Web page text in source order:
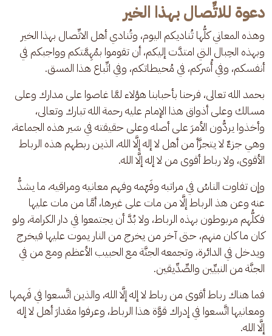
دعوة للاتِّصال بهذا الخير
وهذه المعاني كلُّها تُناديكم اليوم، وتُنادي أهل الاتِّصال بهذا الخير
وبهذه الحِبال التي امتدَّت إليكم، أن تقوموا بمُهِمَّتكم وواجبكم في
أنفسكم، وفي أُسَركم، في مُحيطاتكم، وفي اتِّباع هذا المسق.
بحمد الله تعالى، فرحنا بأحبابنا هؤلاء لمَّا غاصوا على مدارك وعلى
مسالك وعلى أذواق هذا الإمام عليه رحمة الله تبارك وتعالى،
وأخذوا يردُّون الأمرَ على أصله وعلى حقيقته في سَير هذه الجماعة،
وهي جزءٌ لا يتجزَّأ من أهل لا إله إلَّا الله، الذين ربطهم هذه الرباط
الأقوى، ولا رباط أقوى من لا إله إلَّا الله.
وإن تفاوت الناسُ في مراتبه وفَهْمه وفهم معانيه ومراقيه، ما يشذُّ
عنه وعن هذ الرباط إلَّا من مات على غيرها، أمَّا من مات عليها
فكلُّهم مربوطون بهذه الرباط، ولا بُدَّ أن يجتمعوا في دار الكرامة، ولو
كان ما كان منهم، حتى آخر من يخرج من النار يموت عليها فيخرج
ويدخل في الدائرة، وتجمعه الجنَّة مع الحبيب الأعظم ومع من في
الجنَّة من النبيِّين والصِّدِّيقين.
فما هناك رباط أقوى من رباط لا إله إلَّا الله، والذين اتَّسعوا في فَهمها
ومعانيها اتَّسعوا في إدراك قوَّة هذا الرباط، وعرفوا مقدارَ أهل لا إله
إلَّا الله.